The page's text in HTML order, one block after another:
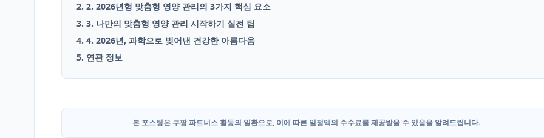
2. 2. 2026년형 맞춤형 영양 관리의 3가지 핵심 요소
3. 3. 나만의 맞춤형 영양 관리 시작하기 실전 팁
4. 4. 2026년, 과학으로 빚어낸 건강한 아름다움
5. 연관 정보
본 포스팅은 쿠팡 파트너스 활동의 일환으로, 이에 따른 일정액의 수수료를 제공받을 수 있음을 알려드립니다.